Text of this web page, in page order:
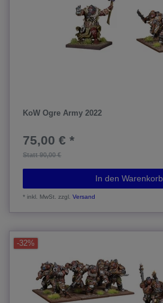
KoW Ogre Army 2022
Statt 90,00 €
75,00 € *
In den Warenkorb
*inkl. MwSt. zzgl.Versand
-32%